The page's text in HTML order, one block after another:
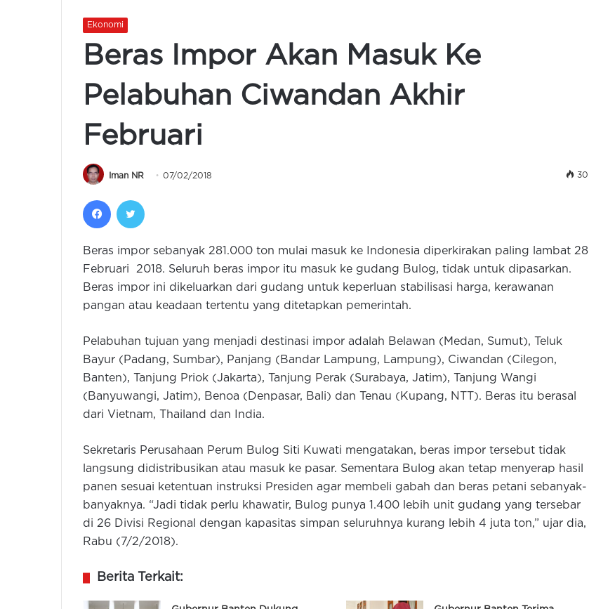
Ekonomi
Beras Impor Akan Masuk Ke
Pelabuhan Ciwandan Akhir
Februari
Iman NR 07/02/2018 30
Facebook
Beras impor sebanyak 281.000 ton mulai masuk ke Indonesia diperkirakan paling lambat 28
Februari 2018. Seluruh beras impor itu masuk ke gudang Bulog, tidak untuk dipasarkan.
Beras impor ini dikeluarkan dari gudang untuk keperluan stabilisasi harga, kerawanan
pangan atau keadaan tertentu yang ditetapkan pemerintah.
Pelabuhan tujuan yang menjadi destinasi impor adalah Belawan (Medan, Sumut), Teluk
Bayur (Padang, Sumbar), Panjang (Bandar Lampung, Lampung), Ciwandan (Cilegon,
Banten), Tanjung Priok (Jakarta), Tanjung Perak (Surabaya, Jatim), Tanjung Wangi
(Banyuwangi, Jatim), Benoa (Denpasar, Bali) dan Tenau (Kupang, NTT). Beras itu berasal
dari Vietnam, Thailand dan India.
Sekretaris Perusahaan Perum Bulog Siti Kuwati mengatakan, beras impor tersebut tidak
langsung didistribusikan atau masuk ke pasar. Sementara Bulog akan tetap menyerap hasil
panen sesuai ketentuan instruksi Presiden agar membeli gabah dan beras petani sebanyak-
banyaknya. “Jadi tidak perlu khawatir, Bulog punya 1.400 lebih unit gudang yang tersebar
di 26 Divisi Regional dengan kapasitas simpan seluruhnya kurang lebih 4 juta ton,” ujar dia,
Rabu (7/2/2018).
Berita Terkait: